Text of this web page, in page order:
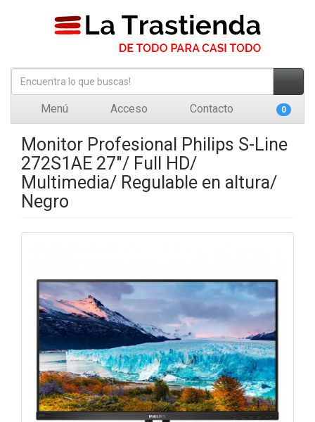
Menú Acceso Contacto 0
Monitor Profesional Philips S-Line
272S1AE 27"/ Full HD/
Multimedia/ Regulable en altura/
Negro